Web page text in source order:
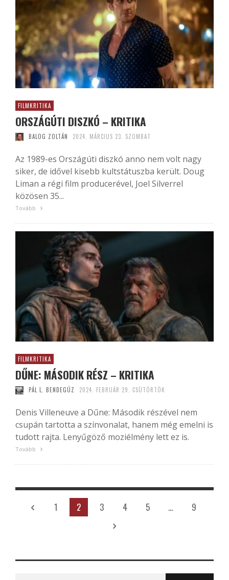
FILMKRITIKA
ORSZÁGÚTI DISZKÓ – KRITIKA
BALOG ZOLTÁN 2024. MÁRCIUS 23. SZOMBAT
Az 1989-es Országúti diszkó anno nem volt nagy
siker, de idővel kisebb kultstátuszba került. Doug
Liman a régi film producerével, Joel Silverrel
közösen 35...
Tovább
FILMKRITIKA
DŰNE: MÁSODIK RÉSZ – KRITIKA
PÁL L. BENDEGÚZ 2024. FEBRUÁR 29. CSÜTÖRTÖK
Denis Villeneuve a Dűne: Második részével nem
csupán tartotta a színvonalat, hanem még emelni is
tudott rajta. Lenyűgöző moziélmény lett ez is.
Tovább
1 2 3 4 5 … 9